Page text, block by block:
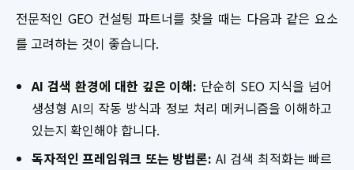
전문적인 GEO 컨설팅 파트너를 찾을 때는 다음과 같은 요소
를 고려하는 것이 좋습니다.
AI 검색 환경에 대한 깊은 이해: 단순히 SEO 지식을 넘어
생성형 AI의 작동 방식과 정보 처리 메커니즘을 이해하고
있는지 확인해야 합니다.
독자적인 프레임워크 또는 방법론: AI 검색 최적화는 빠르